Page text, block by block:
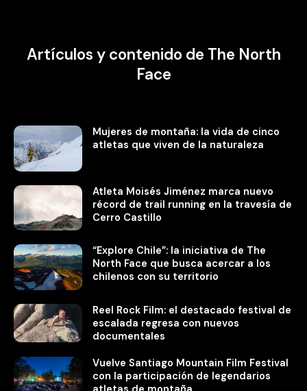
Artículos y contenido de The North
Face
Mujeres de montaña: la vida de cinco
atletas que viven de la naturaleza
Atleta Moisés Jiménez marca nuevo
récord de trail running en la travesía de
Cerro Castillo
“Explore Chile”: la iniciativa de The
North Face que busca acercar a los
chilenos con su territorio
Reel Rock Film: el destacado festival de
escalada regresa con nuevos
documentales
Vuelve Santiago Mountain Film Festival
con la participación de legendarios